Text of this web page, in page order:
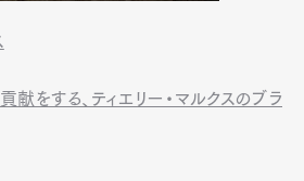
献をする、ティエリー・マルクスのブラ